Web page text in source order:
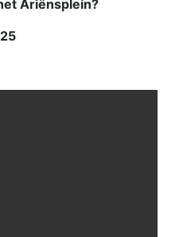
Ariënsplein?